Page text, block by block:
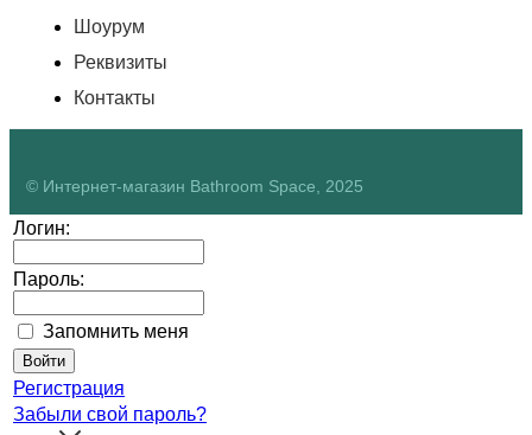
Шоурум
Реквизиты
Контакты
© Интернет-магазин Bathroom Space, 2025
Логин:
Пароль:
Запомнить меня
Регистрация
Забыли свой пароль?